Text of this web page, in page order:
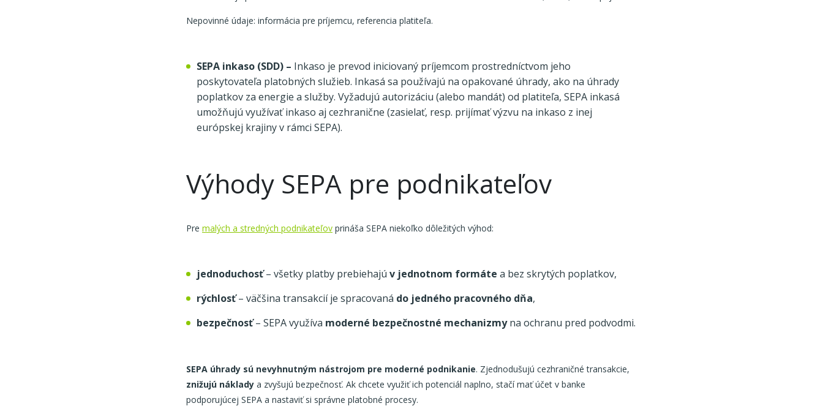
Nepovinné údaje: informácia pre príjemcu, referencia platiteľa.
SEPA inkaso (SDD) – Inkaso je prevod iniciovaný príjemcom prostredníctvom jeho
poskytovateľa platobných služieb. Inkasá sa používajú na opakované úhrady, ako na úhrady
poplatkov za energie a služby. Vyžadujú autorizáciu (alebo mandát) od platiteľa, SEPA inkasá
umožňujú využívať inkaso aj cezhranične (zasielať, resp. prijímať výzvu na inkaso z inej
európskej krajiny v rámci SEPA).
Výhody SEPA pre podnikateľov
Pre malých a stredných podnikateľov prináša SEPA niekoľko dôležitých výhod:
jednoduchosť– všetky platby prebiehajú v jednotnom formáte a bez skrytých poplatkov,
rýchlosť– väčšina transakcií je spracovaná do jedného pracovného dňa,
bezpečnosť– SEPA využíva moderné bezpečnostné mechanizmyna ochranu pred podvodmi.
SEPA úhrady sú nevyhnutným nástrojom pre moderné podnikanie. Zjednodušujú cezhraničné transakcie,
znižujú náklady a zvyšujú bezpečnosť. Ak chcete využiť ich potenciál naplno, stačí mať účet v banke
podporujúcej SEPA a nastaviť si správne platobné procesy.